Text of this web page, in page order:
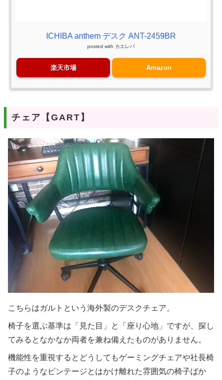
ICHIBA anthem デスク ANT-2459BR
posted with カエレバ
楽天市場 Amazon
チェア【GART】
こちらはガルトという海外製のデスクチェア。
椅子を選ぶ基準は「見た目」と「座り心地」ですが、探し
てみるとなかなか両者を兼ね備えたものがありません。
機能性を重視するとどうしてもゲーミングチェアや社長椅
子のようなビンテージとはかけ離れた雰囲気の椅子ばか